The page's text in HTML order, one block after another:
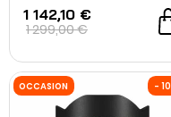
1 142,10 €
1 299,00 €